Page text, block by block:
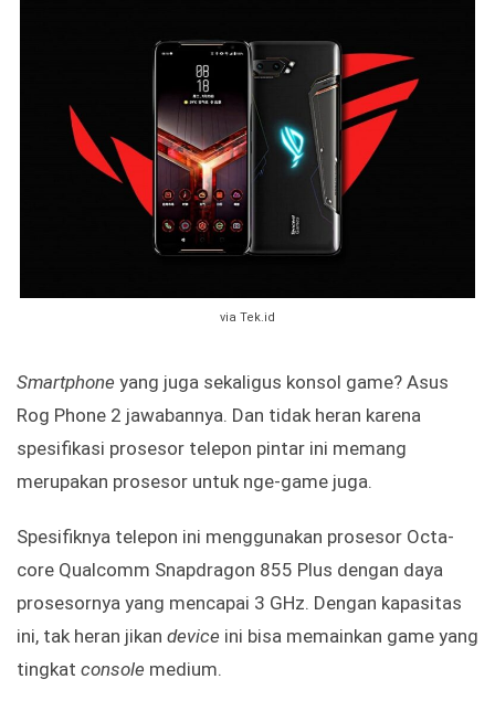
via Tek.id
Smartphone yang juga sekaligus konsol game? Asus
Rog Phone 2 jawabannya. Dan tidak heran karena
spesifikasi prosesor telepon pintar ini memang
merupakan prosesor untuk nge-game juga.
Spesifiknya telepon ini menggunakan prosesor Octa-
core Qualcomm Snapdragon 855 Plus dengan daya
prosesornya yang mencapai 3 GHz. Dengan kapasitas
ini, tak heran jikan device ini bisa memainkan game yang
tingkat console medium.